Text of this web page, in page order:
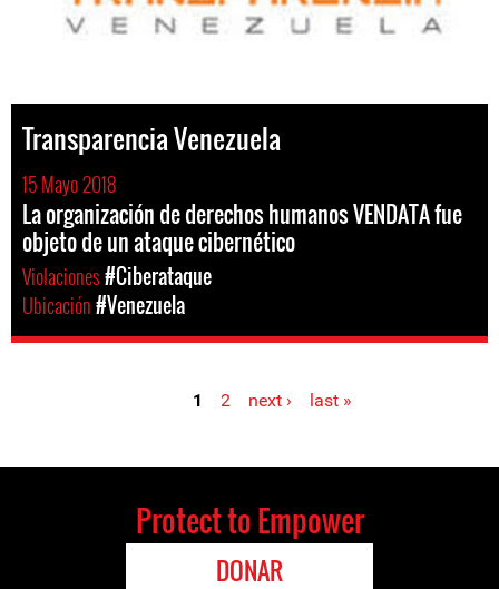
Transparencia Venezuela
15 Mayo 2018
La organización de derechos humanos VENDATA fue
objeto de un ataque cibernético
Violaciones#Ciberataque
Ubicación#Venezuela
1 2 next › last »
Protect to Empower
DONAR